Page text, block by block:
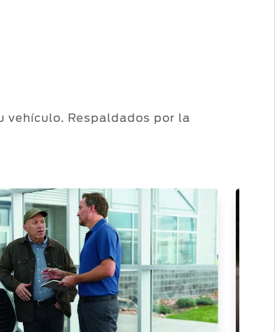
vehículo. Respaldados por la